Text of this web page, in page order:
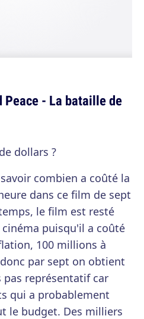
Peace - La bataille de
dollars ?
combien a coûté la
dans ce film de sept
le film est resté
puisqu'il a coûté
100 millions à
par sept on obtient
représentatif car
qui a probablement
le budget. Des milliers